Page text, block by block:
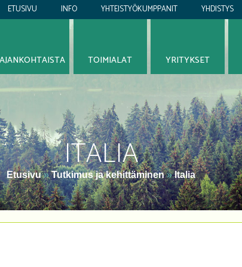
YHDISTYS
YHTEISTYÖKUMPPANIT
INFO
ETUSIVU
ITALIA
Etusivu»Tutkimus ja kehittäminen »Italia
YRITYKSET
TOIMIALAT
AJANKOHTAISTA